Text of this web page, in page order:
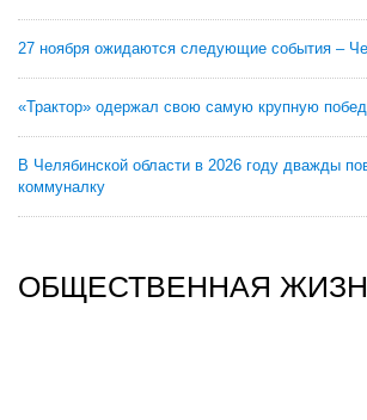
27 ноября ожидаются следующие события –
«Трактор» одержал свою самую крупную
В Челябинской области в 2026 году дважды
коммуналку
ОБЩЕСТВЕННАЯ